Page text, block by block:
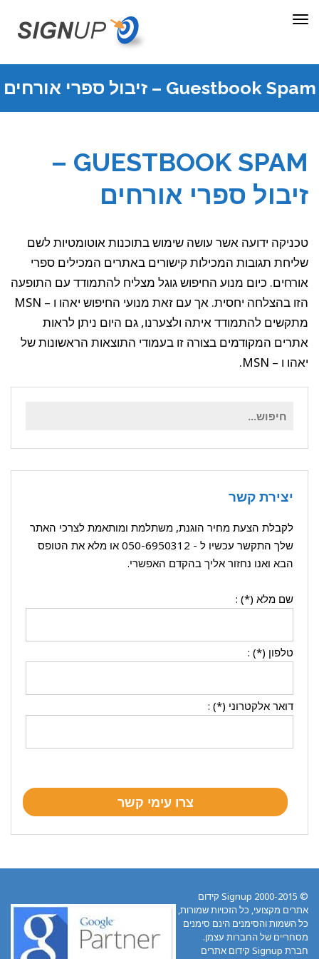
תפריט
Guestbook Spam – זיבול ספרי אורחים
GUESTBOOK SPAM –
זיבול ספרי אורחים
טכניקה ידועה אשר עושה שימוש בתוכנות אוטומטיות לשם
שליחת תגובות המכילות קישורים באתרים המכילים ספרי
אורחים. כיום מנוע החיפוש גוגל מצליח להתמודד עם התופעה
הזו בהצלחה יחסית. אך עם זאת מנועי החיפוש יאהו ו – MSN
מתקשים להתמודד איתה ולצערנו, גם היום ניתן לראות
אתרים המקודמים בצורה זו בעמודי התוצאות הראשונות של
יאהו ו – MSN.
יצירת קשר
לקבלת הצעת מחיר הוגנת, משתלמת ומותאמת לצרכי האתר
שלך התקשר עכשיו ל - 050-6950312 או מלא את הטופס
הבא ואנו נחזור אליך בהקדם האפשרי.
שם מלא (*) :
טלפון (*) :
דואר אלקטרוני (*) :
© 2000-2015 Signup קידום
אתרים מקצועי, כל הזכויות שמורות,
כל השמות והסימנים הינם סימנים
מסחריים של החברות עצמן.
חברת Signup קידום אתרים